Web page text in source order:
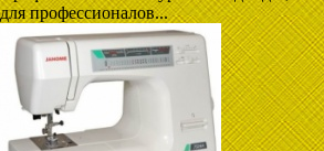
для профессионалов...